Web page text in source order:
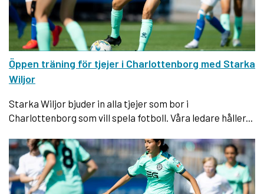
Öppen träning för tjejer i Charlottenborg med Starka
Wiljor
Starka Wiljor bjuder in alla tjejer som bor i
Charlottenborg som vill spela fotboll. Våra ledare håller...